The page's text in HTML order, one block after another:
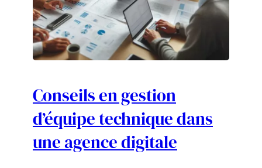
Conseils en gestion
d’équipe technique dans
une agence digitale